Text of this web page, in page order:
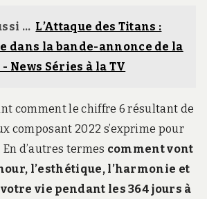
... L’Attaque des Titans :
dans la bande-annonce de la
News Séries à la TV
comment le chiffre 6 résultant de
composant 2022 s’exprime pour
d’autres termes comment vont
l’esthétique, l’harmonie et
vie pendant les 364 jours à